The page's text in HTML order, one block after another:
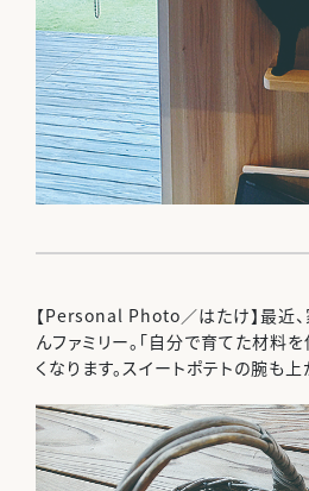
【Personal Photo／はたけ】最近
んファミリー。「自分で育てた材料
くなります。スイートポテトの腕も上